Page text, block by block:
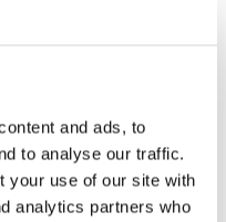
and ads, to
to analyse our traffic.
your use of our site with
analytics partners who